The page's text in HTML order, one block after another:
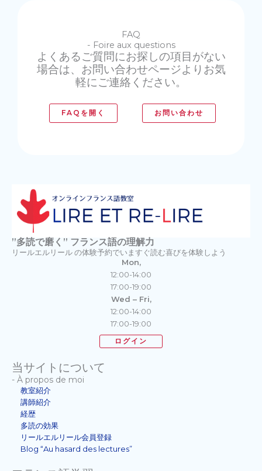
FAQ
- Foire aux questions
よくあるご質問にお探しの項目がない
場合は、お問い合わせページよりお気
軽にご連絡ください。
FAQを開く お問い合わせ
”多読で磨く” フランス語の理解力
リールエルリール の体験予約でいますぐ読む喜びを体験しよう
Mon,
12:00-14:00
17:00-19:00
Wed – Fri,
12:00-14:00
17:00-19:00
ログイン
当サイトについて
- À propos de moi
教室紹介
講師紹介
経歴
多読の効果
リールエルリール会員登録
Blog “Au hasard des lectures”